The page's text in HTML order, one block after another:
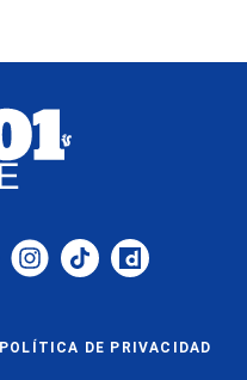
POLÍTICA DE PRIVACIDAD